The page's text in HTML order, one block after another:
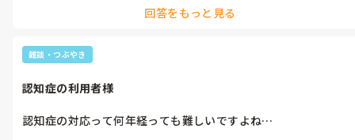
回答をもっと見る
雑談・つぶやき
認知症の利用者様
認知症の対応って何年経っても難しいですよね…